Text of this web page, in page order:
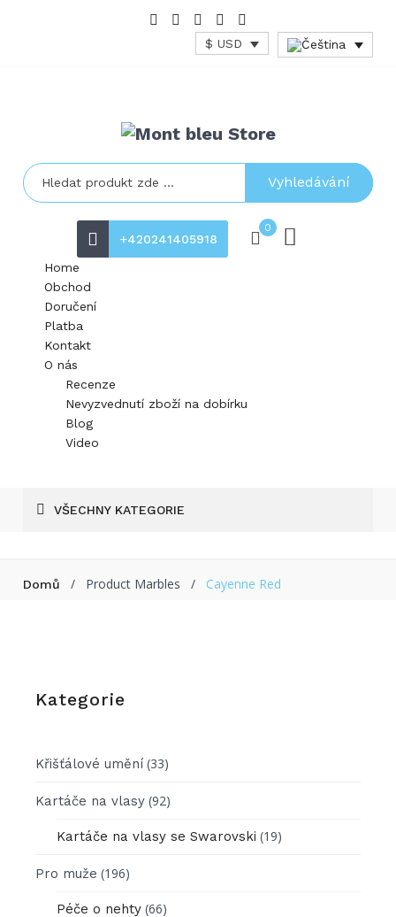
$ USD
Vyhledávání
+420241405918
0
Home
Obchod
Doručení
Platba
Kontakt
O nás
Recenze
Nevyzvednutí zboží na dobírku
Blog
Video
VŠECHNY KATEGORIE
Domů / Product Marbles / Cayenne Red
Kategorie
Křišťálové umění (33)
Kartáče na vlasy (92)
Kartáče na vlasy se Swarovski (19)
Pro muže (196)
Péče o nehty (66)